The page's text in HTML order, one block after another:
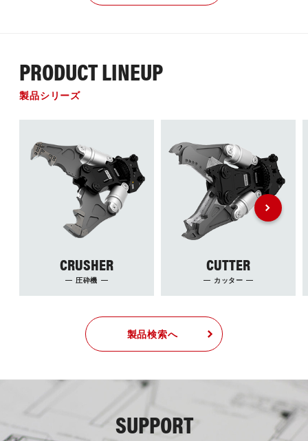
PRODUCT LINEUP
製品シリーズ
CRUSHER
圧砕機
CUTTER
カッター
製品検索へ
SUPPORT